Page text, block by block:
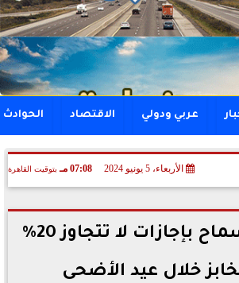
عربي ودولي الاقتصاد الحوادث
الأربعاء، 5 يونيو 2024 07:08 مـ بتوقيت القاهرة
التموين: السماح بإجازات لا تتجاوز 20%
خلال عيد الأضحى